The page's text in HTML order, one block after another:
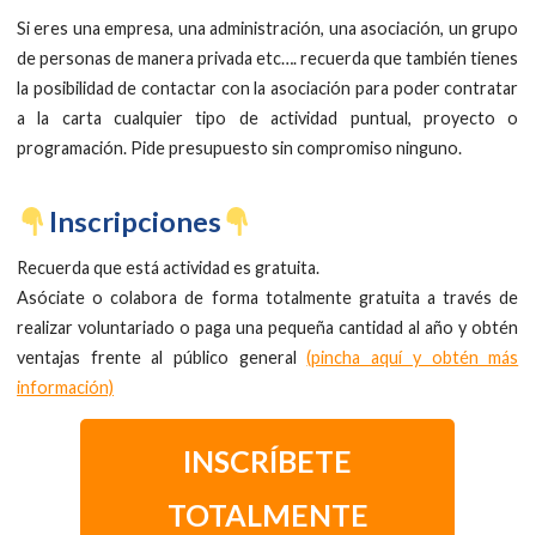
Si eres una empresa, una administración, una asociación, un grupo
de personas de manera privada etc…. recuerda que también tienes
la posibilidad de contactar con la asociación para poder contratar
a la carta cualquier tipo de actividad puntual, proyecto o
programación. Pide presupuesto sin compromiso ninguno.
​Inscripciones
Recuerda que está actividad es gratuita.
Asóciate o colabora de forma totalmente gratuita a través de
realizar voluntariado o paga una pequeña cantidad al año y obtén
ventajas frente al público general(pincha aquí y obtén más
información)
INSCRÍBETE
TOTALMENTE